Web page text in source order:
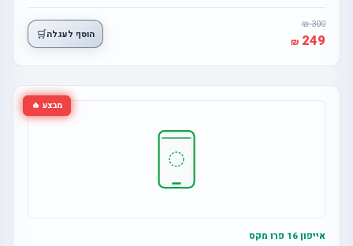
300
249 הוסף לעגלה🛒
מבצע 🔥
אייפון 16 פרו מקס